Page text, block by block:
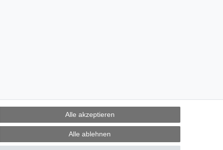
Alle akzeptieren
Alle ablehnen